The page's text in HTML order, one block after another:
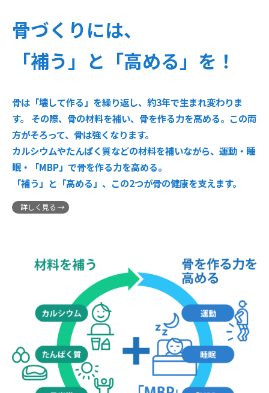
骨づくりには、
「補う」と「高める」を！
骨は「壊して作る」を繰り返し、約3年で生まれ変わりま
す。 その際、骨の材料を補い、骨を作る力を高める。この両
方がそろって、骨は強くなります。
カルシウムやたんぱく質などの材料を補いながら、運動・睡
眠・「MBP」で骨を作る力を高める。
「補う」と「高める」、この2つが骨の健康を支えます。
詳しく見る